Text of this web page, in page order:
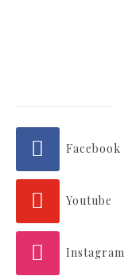
Facebook
Youtube
Instagram